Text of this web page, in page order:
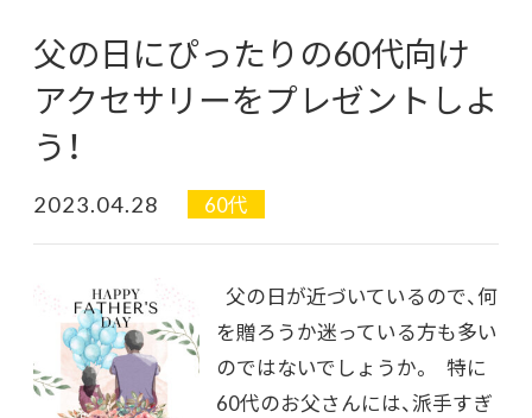
父の日にぴったりの60代向け
アクセサリーをプレゼントしよ
う！
2023.04.28 60代
父の日が近づいているので、何
を贈ろうか迷っている方も多い
のではないでしょうか。 特に
60代のお父さんには、派手すぎ